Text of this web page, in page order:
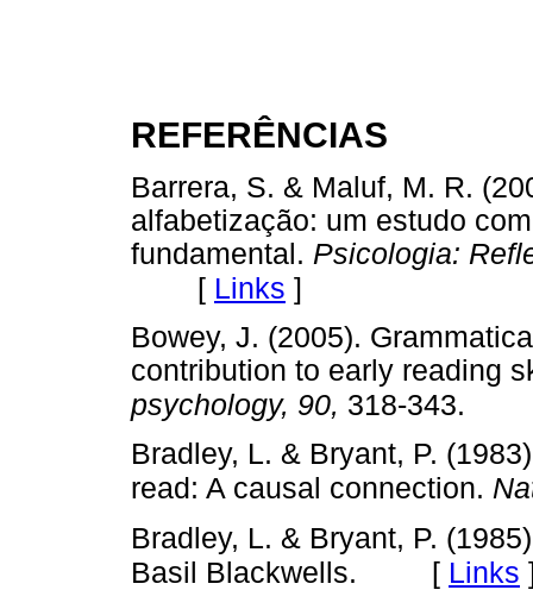
REFERÊNCIAS
Barrera, S. & Maluf, M. R.
alfabetização: um estudo
fundamental. Psicologia:
[ Links ]
Bowey, J. (2005).
contribution to early reading
psychology, 90, 318-343.
Bradley, L. & Bryant, P.
read: A causal connection.
Bradley, L. & Bryant, P.
Basil Blackwells.
[ Links